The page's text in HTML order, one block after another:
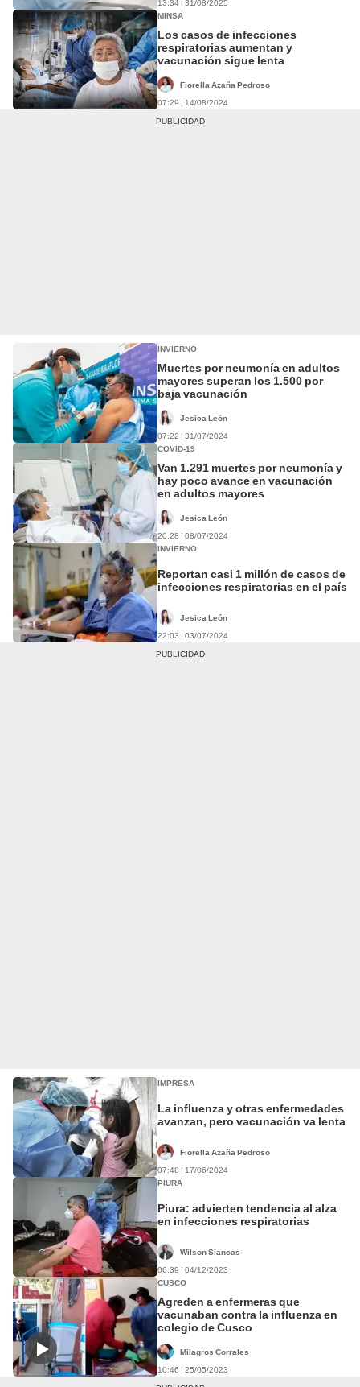
13:34 | 31/08/2025
MINSA
Los casos de infecciones
respiratorias aumentan y
vacunación sigue lenta
Fiorella Azaña Pedroso
07:29 | 14/08/2024
INVIERNO
Muertes por neumonía en adultos
mayores superan los 1.500 por
baja vacunación
Jesica León
07:22 | 31/07/2024
COVID-19
Van 1.291 muertes por neumonía y
hay poco avance en vacunación
en adultos mayores
Jesica León
20:28 | 08/07/2024
INVIERNO
Reportan casi 1 millón de casos de
infecciones respiratorias en el país
Jesica León
22:03 | 03/07/2024
IMPRESA
La influenza y otras enfermedades
avanzan, pero vacunación va lenta
Fiorella Azaña Pedroso
07:48 | 17/06/2024
PIURA
Piura: advierten tendencia al alza
en infecciones respiratorias
Wilson Siancas
06:39 | 04/12/2023
CUSCO
Agreden a enfermeras que
vacunaban contra la influenza en
colegio de Cusco
Milagros Corrales
10:46 | 25/05/2023